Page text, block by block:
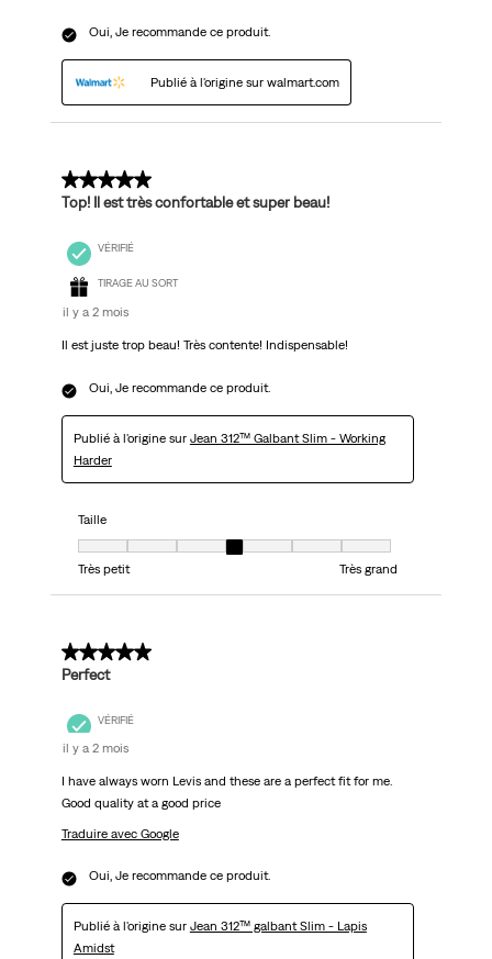
Oui, Je recommande ce produit.
Publié à l'origine sur walmart.com
5 sur 5 étoiles.
Top! Il est très confortable et super beau!
VÉRIFIÉ
TIRAGE AU SORT
il y a 2 mois
Il est juste trop beau! Très contente! Indispensable!
Oui, Je recommande ce produit.
Publié à l'origine sur Jean 312™ Galbant Slim - Working
Harder
Taille
Taille, 4 sur 7, où 1 est égal à Très petit et 7 est égal à Très grand
Très petit
Très grand
5 sur 5 étoiles.
Perfect
VÉRIFIÉ
il y a 2 mois
I have always worn Levis and these are a perfect fit for me.
Good quality at a good price
Traduire avec Google
Oui, Je recommande ce produit.
Publié à l'origine sur Jean 312™ galbant Slim - Lapis
Amidst